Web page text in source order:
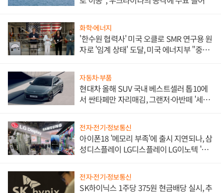
화학·에너지
'한수원 협력사' 미국 오클로 SMR 연구용 원
자로 '임계 상태' 도달, 미국 에너지부 "중요
자동차·부품
현대차 올해 SUV 국내 베스트셀러 톱10에
서 싼타페만 자리매김, 그랜저·아반떼 '세단
전자·전기·정보통신
아이폰18 '메모리 부족'에 출시 지연되나, 삼
성디스플레이 LG디스플레이 LG이노텍 '탈
전자·전기·정보통신
SK하이닉스 1주당 375원 현금배당 실시, 추